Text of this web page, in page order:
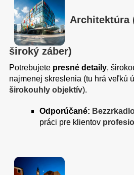
Architektúra
široký záber)
Potrebujete presné detaily,
najmenej skreslenia (tu hrá veľkú
širokouhly objektív).
Odporúčané:
práci pre klientov